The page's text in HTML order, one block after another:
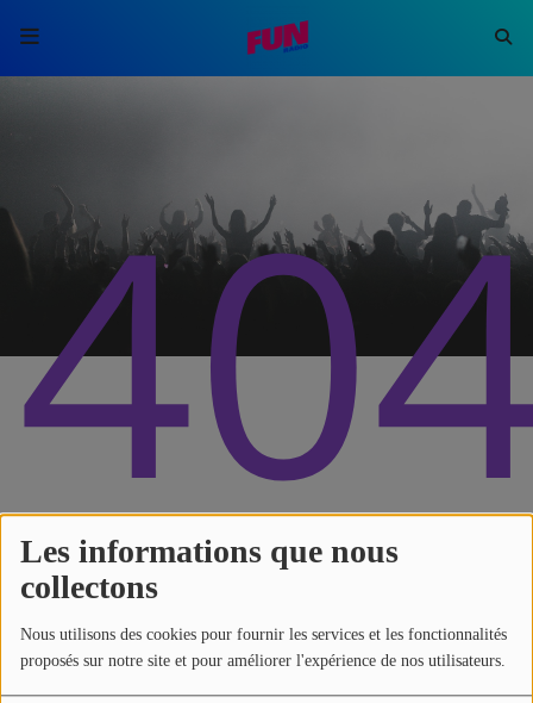
Les informations que nous
collectons
Nous utilisons des cookies pour fournir les services et les fonctionnalités
proposés sur notre site et pour améliorer l'expérience de nos utilisateurs.
EMISSIONS
HISTORIQUE
CONTACT
Oups, vous avez
rencontré une erreur.